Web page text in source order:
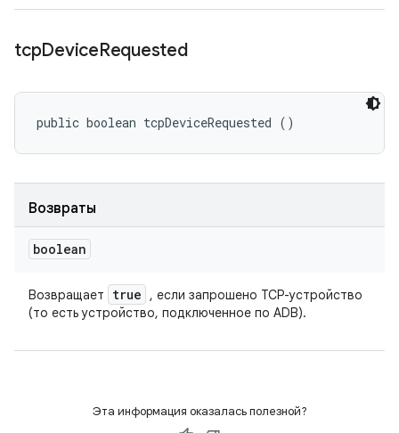
tcpDeviceRequested
public boolean tcpDeviceRequested ()
Возвраты
boolean
Возвращает true
, если запрошено TCP-устройство
(то есть устройство, подключенное по ADB).
Эта информация оказалась полезной?